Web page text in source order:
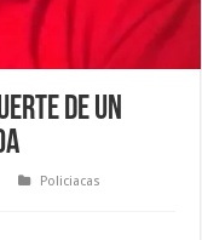
de un
Policiacas